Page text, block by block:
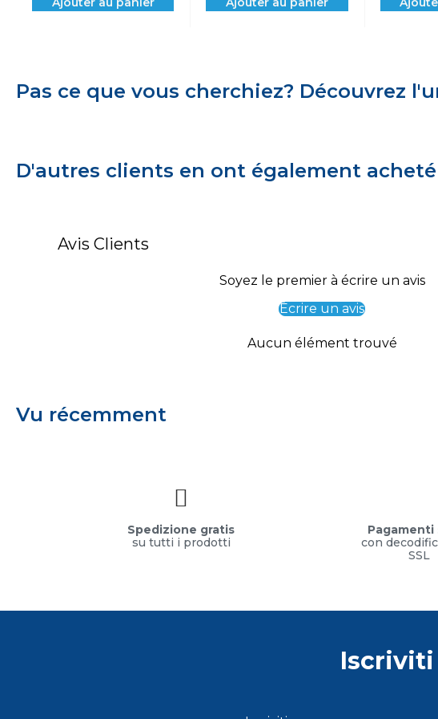
Pas ce que vous cherchiez? Découvrez
D'autres clients en ont également
Avis Clients
Soyez le premier à écrire un avis
Écrire un avis
Aucun élément trouvé
Vu récemment
Spedizione gratis
su tutti i prodotti
Pagamenti
con
SSL